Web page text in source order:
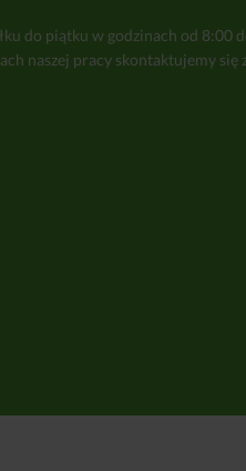
do piątku w godzinach od 8:00
naszej pracy skontaktujemy się